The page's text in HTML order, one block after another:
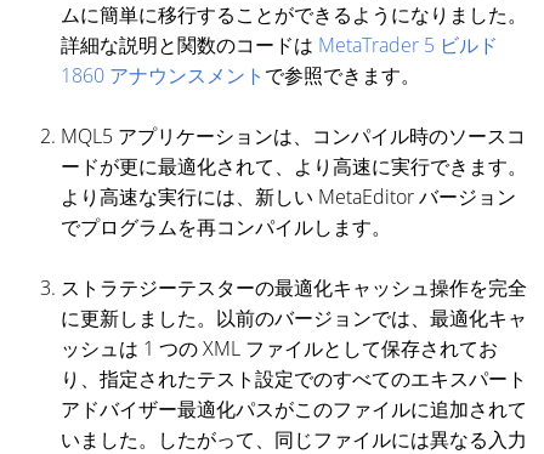
ムに簡単に移行することができるようになりました。
詳細な説明と関数のコードは MetaTrader 5 ビルド
1860 アナウンスメント で参照できます。
MQL5 アプリケーションは、コンパイル時のソースコ
ードが更に最適化されて、より高速に実行できます。
より高速な実行には、新しい MetaEditor バージョン
でプログラムを再コンパイルします。
ストラテジーテスターの最適化キャッシュ操作を完全
に更新しました。以前のバージョンでは、最適化キャ
ッシュは 1 つの XML ファイルとして保存されてお
り、指定されたテスト設定でのすべてのエキスパート
アドバイザー最適化パスがこのファイルに追加されて
いました。したがって、同じファイルには異なる入力